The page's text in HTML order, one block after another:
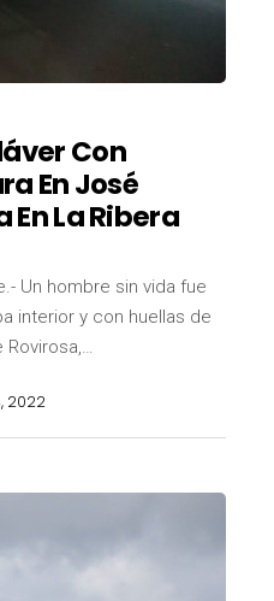
Con
En José
En La Ribera
Un hombre sin vida fue
interior y con huellas de
Rovirosa,…
2022